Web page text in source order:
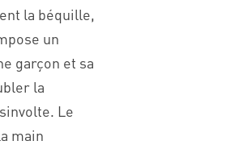
la béquille,
un
garçon et sa
la
Le
main